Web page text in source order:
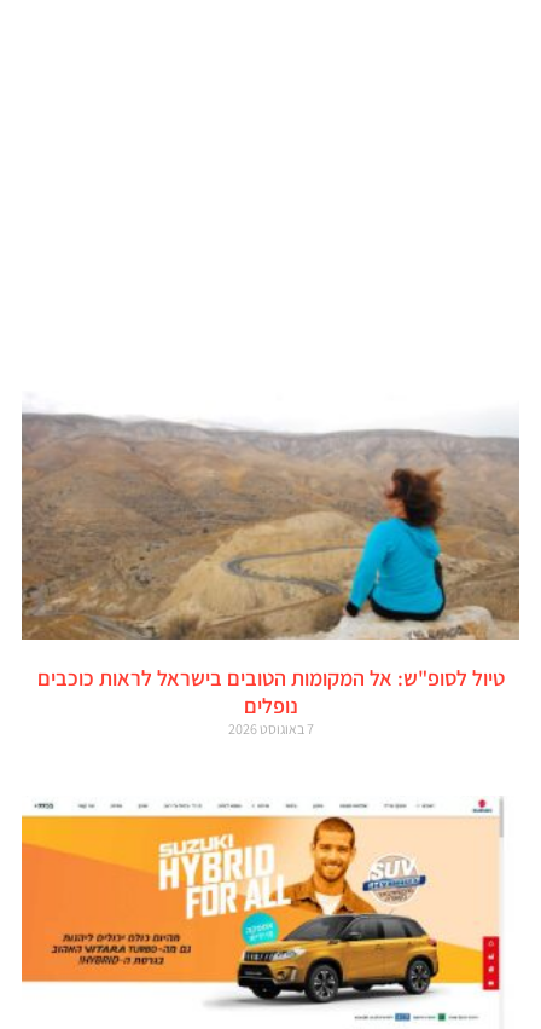
טיול לסופ"ש: אל המקומות הטובים בישראל לראות כוכבים
נופלים
7 באוגוסט 2026